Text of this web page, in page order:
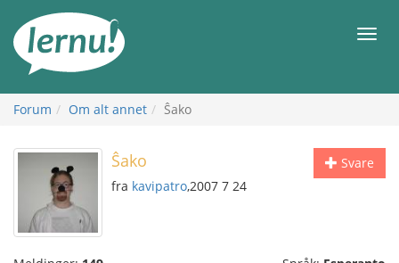
innholdet
Meny
Forum Om alt annet Ŝako
Svare
Ŝako
fra kavipatro,2007 7 24